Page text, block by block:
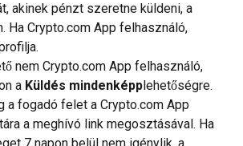
akinek pénzt szeretne küldeni, a
Ha Crypto.com App felhasználó,
nem Crypto.com App felhasználó,
a Küldés mindenképp lehetőségre.
a fogadó felet a Crypto.com App
a meghívó link megosztásával. Ha